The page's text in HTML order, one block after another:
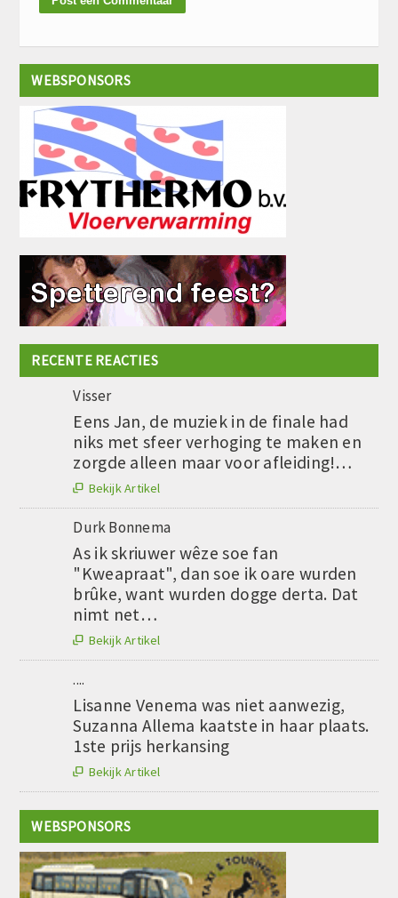
WEBSPONSORS
RECENTE REACTIES
Visser
Eens Jan, de muziek in de finale had
niks met sfeer verhoging te maken en
zorgde alleen maar voor afleiding!…
 Bekijk Artikel
Durk Bonnema
As ik skriuwer wêze soe fan
"Kweapraat", dan soe ik oare wurden
brûke, want wurden dogge derta. Dat
nimt net…
 Bekijk Artikel
....
Lisanne Venema was niet aanwezig,
Suzanna Allema kaatste in haar plaats.
1ste prijs herkansing
 Bekijk Artikel
WEBSPONSORS